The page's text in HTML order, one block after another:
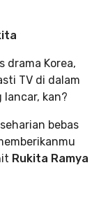
drama Korea,
TV di dalam
kan?
bebas
Rukita Ramya